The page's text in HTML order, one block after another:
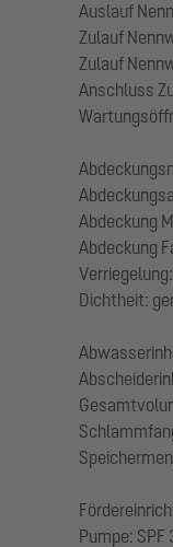
Auslauf
Zulauf
Zulauf
Anschluss
Abdeckung
Abdeckung
Dichtheit:
Pumpe: SPF